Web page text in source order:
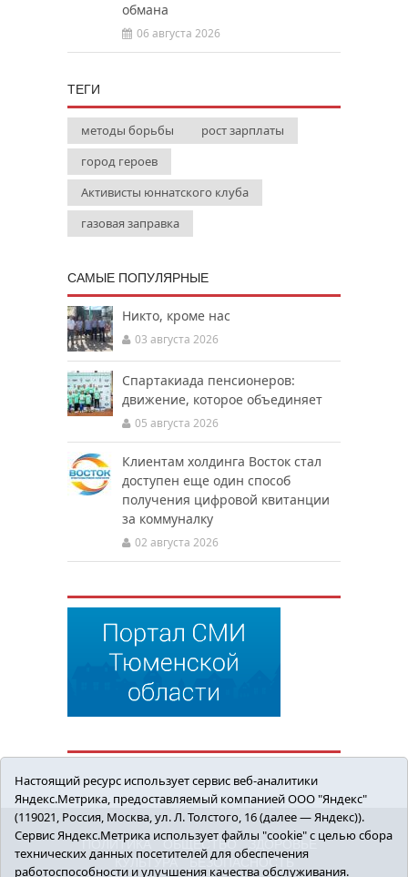
обмана
06 августа 2026
ТЕГИ
методы борьбы
рост зарплаты
город героев
Активисты юннатского клуба
газовая заправка
САМЫЕ ПОПУЛЯРНЫЕ
Никто, кроме нас
03 августа 2026
Спартакиада пенсионеров:
движение, которое объединяет
05 августа 2026
Клиентам холдинга Восток стал
доступен еще один способ
получения цифровой квитанции
за коммуналку
02 августа 2026
ПОЛИТИКА ОБЩЕСТВО
ЗДОРОВЬЕ
КУЛЬТУРА
БЕЗОПАСНОСТЬ
Настоящий ресурс использует сервис веб-аналитики
Яндекс.Метрика, предоставляемый компанией ООО "Яндекс"
(119021, Россия, Москва, ул. Л. Толстого, 16 (далее — Яндекс)).
Сервис Яндекс.Метрика использует файлы "cookie" с целью сбора
технических данных посетителей для обеспечения
работоспособности и улучшения качества обслуживания.